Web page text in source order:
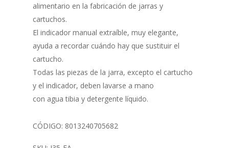
alimentario en la fabricación de jarras y
cartuchos.
El indicador manual extraíble, muy elegante,
ayuda a recordar cuándo hay que sustituir el
cartucho.
Todas las piezas de la jarra, excepto el cartucho
y el indicador, deben lavarse a mano
con agua tibia y detergente líquido.
CÓDIGO: 8013240705682